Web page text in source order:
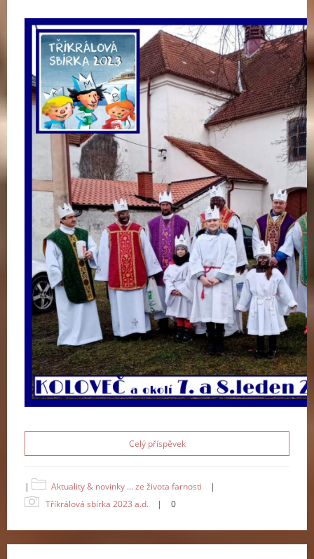
Celý příspěvek
| Aktuality & novinky ... ze života farnosti
|
Tříkrálová sbírka 2023 a.d.
| 0